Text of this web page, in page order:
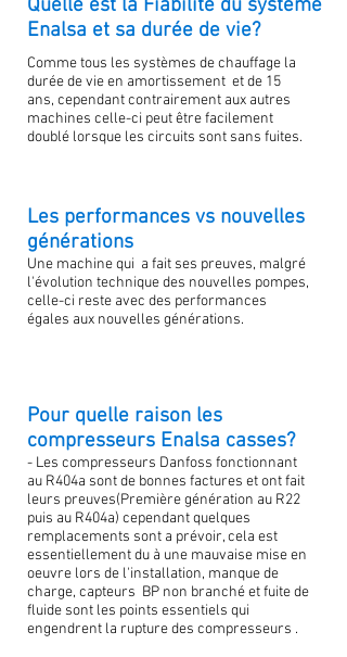
Quelle est la Fiabilité du système
Enalsa et sa durée de vie?
Comme tous les systèmes de chauffage la
durée de vie en amortissement et de 15
ans, cependant contrairement aux autres
machines celle-ci peut être facilement
doublé lorsque les circuits sont sans fuites.
Les performances vs nouvelles
générations
Une machine qui a fait ses preuves, malgré
l'évolution technique des nouvelles pompes,
celle-ci reste avec des performances
égales aux nouvelles générations.
Pour quelle raison les
compresseurs Enalsa casses?
- Les compresseurs Danfoss fonctionnant
au R404a sont de bonnes factures et ont fait
leurs preuves(Première génération au R22
puis au R404a) cependant quelques
remplacements sont a prévoir, cela est
essentiellement du à une mauvaise mise en
oeuvre lors de l'installation, manque de
charge, capteurs BP non branché et fuite de
fluide sont les points essentiels qui
engendrent la rupture des compresseurs .